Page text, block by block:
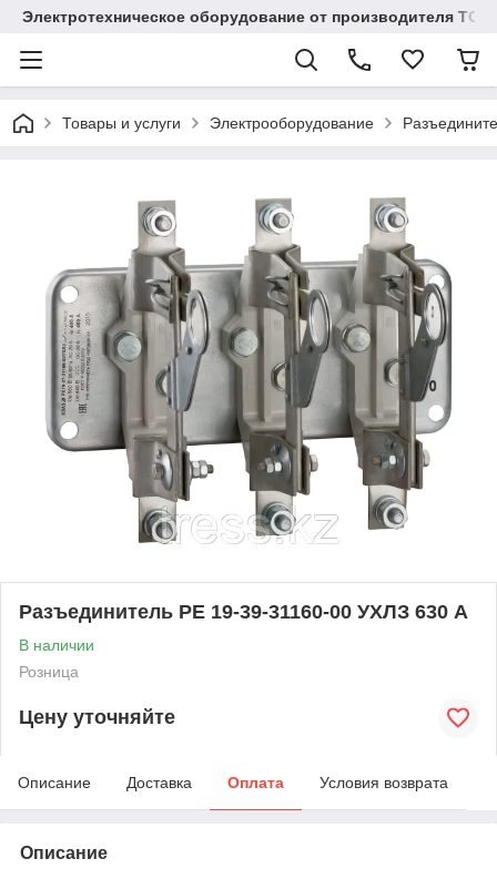
Электротехническое оборудование от производителя TOO
Товары и услуги Электрооборудование
Разъединитель РЕ 19-39-31160-00 УХЛЗ 630 А
В наличии
Розница
Цену уточняйте
Описание Доставка Оплата Условия возврата
Описание